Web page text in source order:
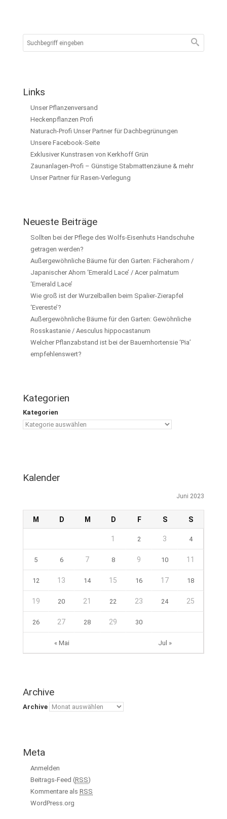
Links
Unser Pflanzenversand
Heckenpflanzen Profi
Naturach-Profi Unser Partner für Dachbegrünungen
Unsere Facebook-Seite
Exklusiver Kunstrasen von Kerkhoff Grün
Zaunanlagen-Profi – Günstige Stabmattenzäune & mehr
Unser Partner für Rasen-Verlegung
Neueste Beiträge
Sollten bei der Pflege des Wolfs-Eisenhuts Handschuhe
getragen werden?
Außergewöhnliche Bäume für den Garten: Fächerahorn /
Japanischer Ahorn ‘Emerald Lace’ / Acer palmatum
‘Emerald Lace’
Wie groß ist der Wurzelballen beim Spalier-Zierapfel
‘Evereste’?
Außergewöhnliche Bäume für den Garten: Gewöhnliche
Rosskastanie / Aesculus hippocastanum
Welcher Pflanzabstand ist bei der Bauernhortensie ‘Pia’
empfehlenswert?
Kategorien
Kategorien
Kalender
Juni 2023
M D M D F S S
« Mai Jul »
1 2 3 4
5 6 7 8 9 10 11
12 13 14 15 16 17 18
19 20 21 22 23 24 25
26 27 28 29 30
Archive
Archive
Meta
Anmelden
Beitrags-Feed (RSS)
Kommentare als RSS
WordPress.org